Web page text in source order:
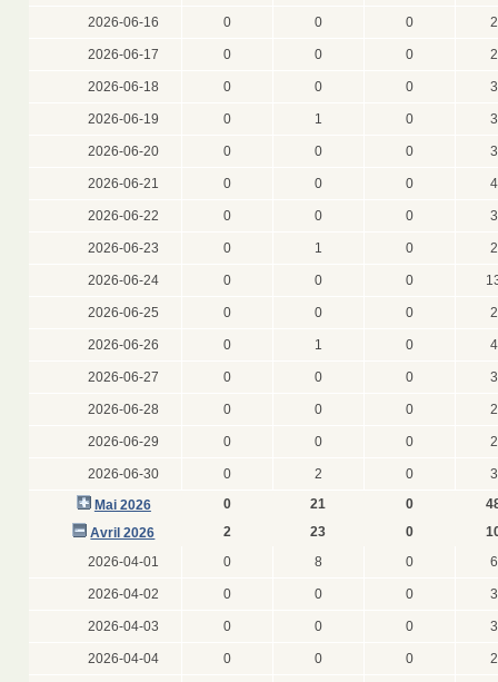
2026-06-16 0 0 0
2026-06-17 0 0 0
2026-06-18 0 0 0
2026-06-19 0 1 0
2026-06-20 0 0 0
2026-06-21 0 0 0
2026-06-22 0 0 0
2026-06-23 0 1 0
2026-06-24 0 0 0
2026-06-25 0 0 0
2026-06-26 0 1 0
2026-06-27 0 0 0
2026-06-28 0 0 0
2026-06-29 0 0 0
2026-06-30 0 2 0
Mai 2026
0 21 0
Avril 2026
2 23 0
2026-04-01
0 8 0
2026-04-02 0 0 0
2026-04-03 0 0 0
2026-04-04 0 0 0